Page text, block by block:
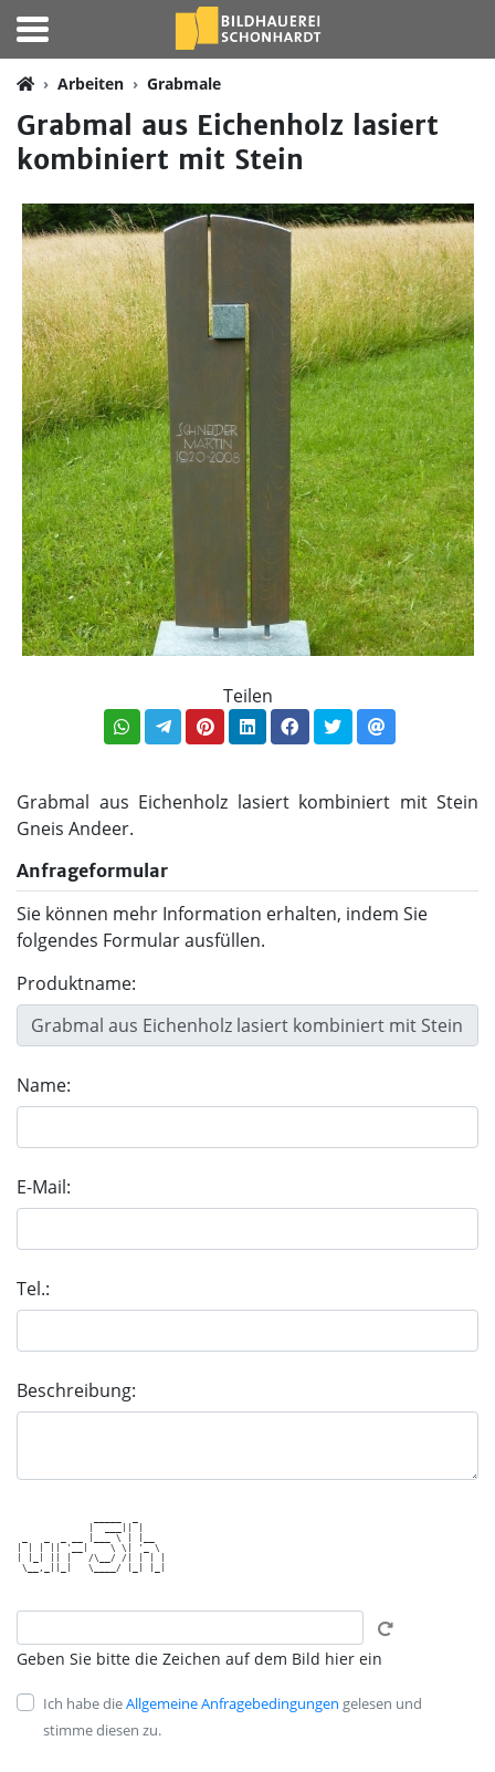
Arbeiten Grabmale
Grabmal aus Eichenholz lasiert
kombiniert mit Stein
Teilen
Grabmal aus Eichenholz lasiert kombiniert mit Stein
Gneis Andeer.
Anfrageformular
Sie können mehr Information erhalten, indem Sie
folgendes Formular ausfüllen.
Produktname:
Name:
E-Mail:
Tel.:
Beschreibung:
_   _  _ __ |___ \ | |__
| | | || '__|    \ \| '_ \
| |_| || |   /\__/ /| | | |
\__,_||_|   \____/ |_| |_|
Geben Sie bitte die Zeichen auf dem Bild hier ein
Ich habe dieAllgemeine Anfragebedingungen gelesen und
stimme diesen zu.